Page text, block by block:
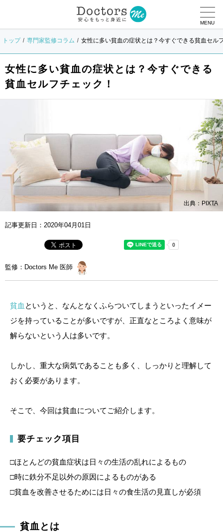
MENU
トップ 専門家監修コラム 女性に多い貧血の症状とは？今すぐできる貧血セル
女性に多い貧血の症状とは？今すぐできる
貧血セルフチェック！
出典：PIXTA
記事更新日： 2020年04月01日
監修：Doctors Me 医師
貧血 というと、なんとなくふらついてしまうといったイメー
ジを持っていることが多いですが、正直なところよく意味が
解らないという人は多いです。
しかし、重大な病気であることも多く、しっかりと理解して
おく必要があります。
そこで、今回は貧血についてご紹介します。
要チェック項目
□ほとんどの貧血症状は日々の生活の乱れによるもの
□時に鉄分不足以外の原因によるものがある
□貧血を改善させるためには日々の食生活の見直しが必須
貧血とは